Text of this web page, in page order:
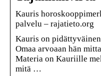
Kauris
palvelu – rajatieto.org
Kauris on
Omaa arvoaan hän
Materia on Kauriille
mitä …